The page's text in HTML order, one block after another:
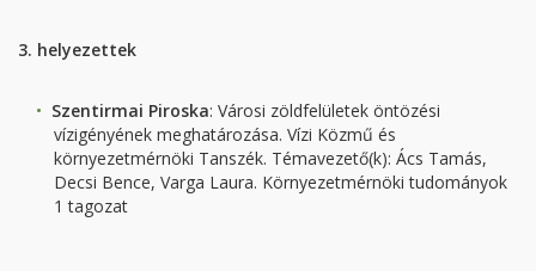
3. helyezettek
Szentirmai Piroska: Városi zöldfelületek öntözési
vízigényének meghatározása. Vízi Közmű és
környezetmérnöki Tanszék. Témavezető(k): Ács Tamás,
Decsi Bence, Varga Laura. Környezetmérnöki tudományok
1 tagozat